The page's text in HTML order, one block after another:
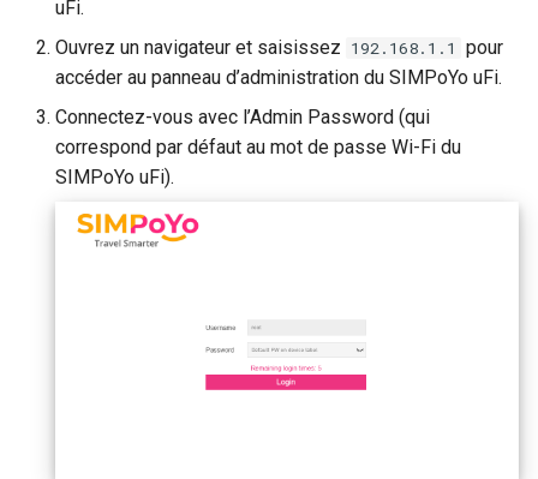
uFi.
Ouvrez un navigateur et saisissez 192.168.1.1
pour
accéder au panneau d’administration du SIMPoYo uFi.
Connectez-vous avec l’Admin Password (qui
correspond par défaut au mot de passe Wi-Fi du
SIMPoYo uFi).